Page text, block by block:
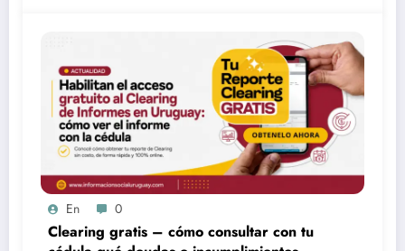
En 0
Clearing gratis – cómo consultar con tu